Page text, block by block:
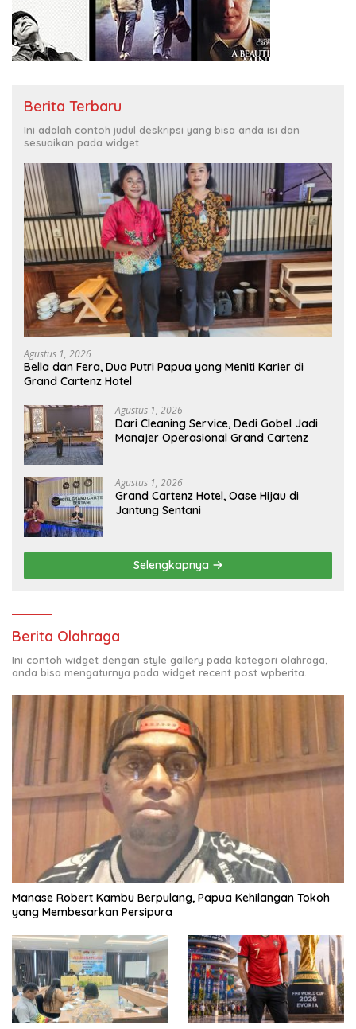
Berita Terbaru
Ini adalah contoh judul deskripsi yang bisa anda isi dan
sesuaikan pada widget
Agustus 1, 2026
Bella dan Fera, Dua Putri Papua yang Meniti Karier di
Grand Cartenz Hotel
Agustus 1, 2026
Dari Cleaning Service, Dedi Gobel Jadi
Manajer Operasional Grand Cartenz
Agustus 1, 2026
Grand Cartenz Hotel, Oase Hijau di
Jantung Sentani
Selengkapnya
Berita Olahraga
Ini contoh widget dengan style gallery pada kategori olahraga,
anda bisa mengaturnya pada widget recent post wpberita.
Manase Robert Kambu Berpulang, Papua Kehilangan Tokoh
yang Membesarkan Persipura